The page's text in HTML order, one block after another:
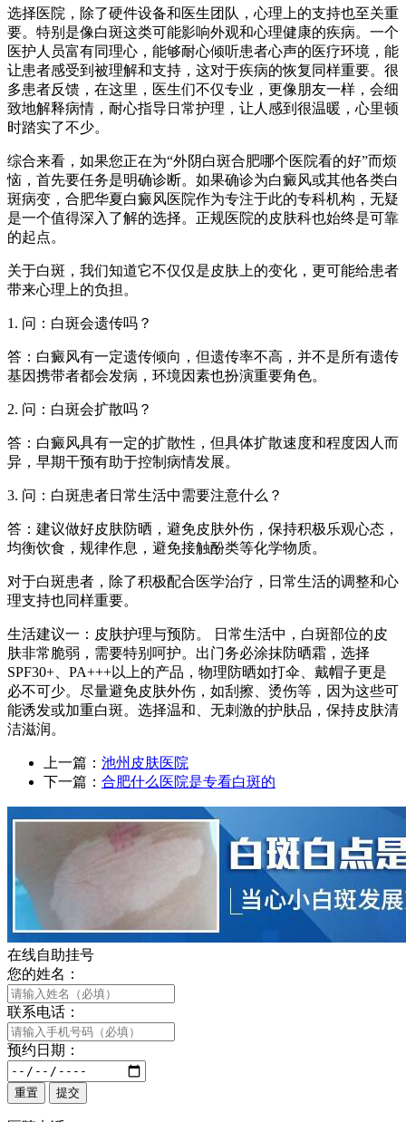
选择医院，除了硬件设备和医生团队，心理上的支持也至关重
要。特别是像白斑这类可能影响外观和心理健康的疾病。一个
医护人员富有同理心，能够耐心倾听患者心声的医疗环境，能
让患者感受到被理解和支持，这对于疾病的恢复同样重要。很
多患者反馈，在这里，医生们不仅专业，更像朋友一样，会细
致地解释病情，耐心指导日常护理，让人感到很温暖，心里顿
时踏实了不少。
综合来看，如果您正在为“外阴白斑合肥哪个医院看的好”而烦
恼，首先要任务是明确诊断。如果确诊为白癜风或其他各类白
斑病变，合肥华夏白癜风医院作为专注于此的专科机构，无疑
是一个值得深入了解的选择。正规医院的皮肤科也始终是可靠
的起点。
关于白斑，我们知道它不仅仅是皮肤上的变化，更可能给患者
带来心理上的负担。
1. 问：白斑会遗传吗？
答：白癜风有一定遗传倾向，但遗传率不高，并不是所有遗传
基因携带者都会发病，环境因素也扮演重要角色。
2. 问：白斑会扩散吗？
答：白癜风具有一定的扩散性，但具体扩散速度和程度因人而
异，早期干预有助于控制病情发展。
3. 问：白斑患者日常生活中需要注意什么？
答：建议做好皮肤防晒，避免皮肤外伤，保持积极乐观心态，
均衡饮食，规律作息，避免接触酚类等化学物质。
对于白斑患者，除了积极配合医学治疗，日常生活的调整和心
理支持也同样重要。
生活建议一：皮肤护理与预防。 日常生活中，白斑部位的皮
肤非常脆弱，需要特别呵护。出门务必涂抹防晒霜，选择
SPF30+、PA+++以上的产品，物理防晒如打伞、戴帽子更是
必不可少。尽量避免皮肤外伤，如刮擦、烫伤等，因为这些可
能诱发或加重白斑。选择温和、无刺激的护肤品，保持皮肤清
洁滋润。
上一篇： 池州皮肤医院
下一篇： 合肥什么医院是专看白斑的
在线自助挂号
您的姓名：
联系电话：
预约日期：